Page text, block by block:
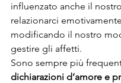
influenzato anche il
relazionarci emotivamente
modificando il nostro
gestire gli affetti.
Sono sempre più
dichiarazioni d’amore e